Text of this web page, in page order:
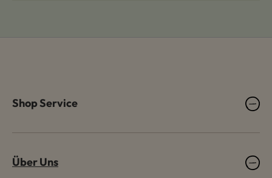
Shop Service
Über Uns